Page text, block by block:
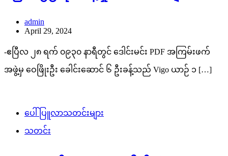
admin
April 29, 2024
-ဧပြီလ ၂၈ ရက် ၀၉၃၀ နာရီတွင် ဒေါင်းမင်း PDF အကြမ်းဖက်
အဖွဲ့မှ ဝေဖြိုးဦး ခေါင်းဆောင် ၆ ဦးခန့်သည် Vigo ယာဉ် ၁ […]
ပေါ်ပြူလာသတင်းများ
သတင်း